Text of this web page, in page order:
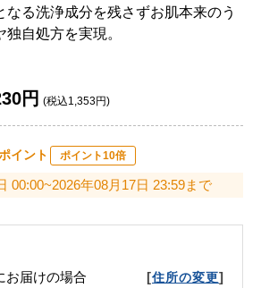
なる洗浄成分を残さずお肌本来のう
自処方を実現。
円 (税込1,353円)
イント ポイント10倍
00:00~2026年08月17日 23:59まで
お届けの場合 [住所の変更]